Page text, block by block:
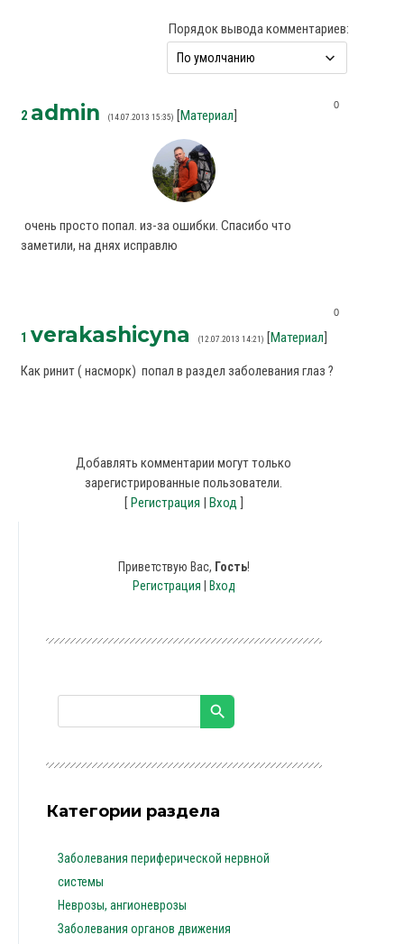
Порядок вывода комментариев:
0
2 admin (14.07.2013 15:35) [Материал]
очень просто попал. из-за ошибки. Спасибо что
заметили, на днях исправлю
0
1 verakashicyna (12.07.2013 14:21) [Материал]
Как ринит ( насморк) попал в раздел заболевания глаз ?
Добавлять комментарии могут только
зарегистрированные пользователи.
[Регистрация | Вход ]
Приветствую Вас, Гость!
Регистрация
Вход
Категории раздела
Заболевания периферической нервной
системы
Неврозы, ангионеврозы
Заболевания органов движения